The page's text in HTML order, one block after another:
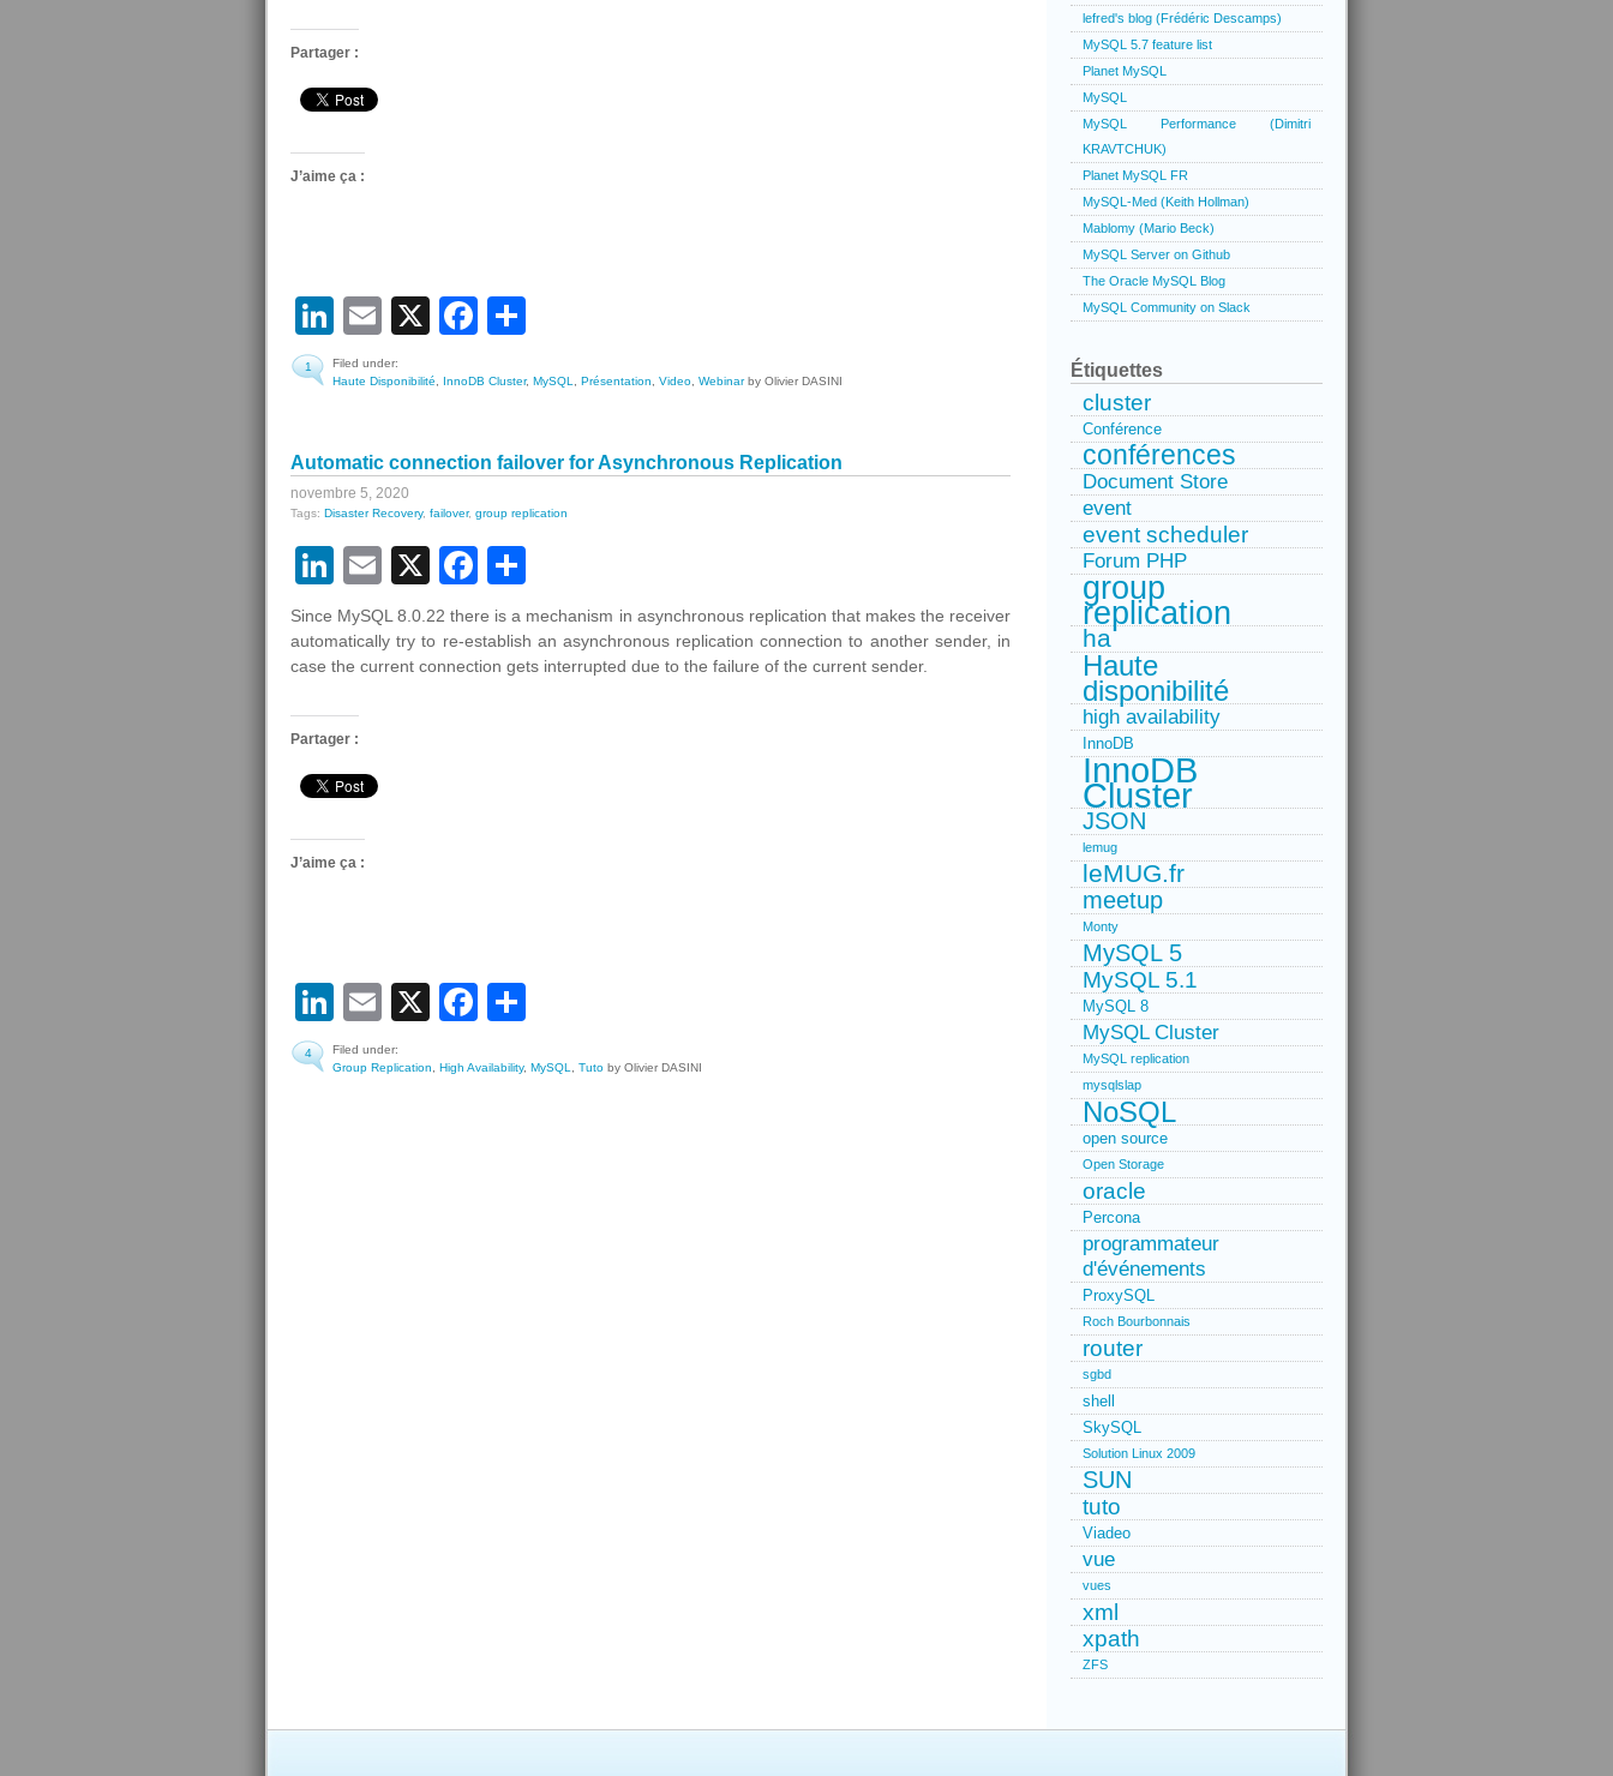
Partager :
J’aime ça :
LinkedIn
Email
X Facebook
1
Filed under:
Haute Disponibilité
InnoDB Cluster, MySQL Présentation Video Webinarby Olivier DASINI
Automatic connection failover for Asynchronous Replication
novembre 5, 2020
Tags: Disaster Recovery, failover, group replication
LinkedIn
Email
X Facebook
Since MySQL 8.0.22 there is a mechanism in asynchronous replication that makes the receiver
automatically try to re-establish an asynchronous replication connection to another sender, in
case the current connection gets interrupted due to the failure of the current sender.
Partager :
J’aime ça :
LinkedIn
Email
X Facebook
4
Filed under:
Group Replication
High Availability, MySQL Tuto by Olivier DASINI
lefred's blog (Frédéric Descamps)
MySQL 5.7 feature list
Planet MySQL
MySQL
MySQL Performance (Dimitri
KRAVTCHUK)
Planet MySQL FR
MySQL-Med (Keith Hollman)
Mablomy (Mario Beck)
MySQL Server on Github
The Oracle MySQL Blog
MySQL Community on Slack
Étiquettes
cluster
Conférence
conférences
Document Store
event
event scheduler
Forum PHP
group
replication
ha
Haute
disponibilité
high availability
InnoDB
InnoDB
Cluster
JSON
lemug
leMUG.fr
meetup
Monty
MySQL 5
MySQL 5.1
MySQL 8
MySQL Cluster
MySQL replication
mysqlslap
NoSQL
open source
Open Storage
oracle
Percona
programmateur
d'événements
ProxySQL
Roch Bourbonnais
router
sgbd
shell
SkySQL
Solution Linux 2009
SUN
tuto
Viadeo
vue
vues
xml
xpath
ZFS